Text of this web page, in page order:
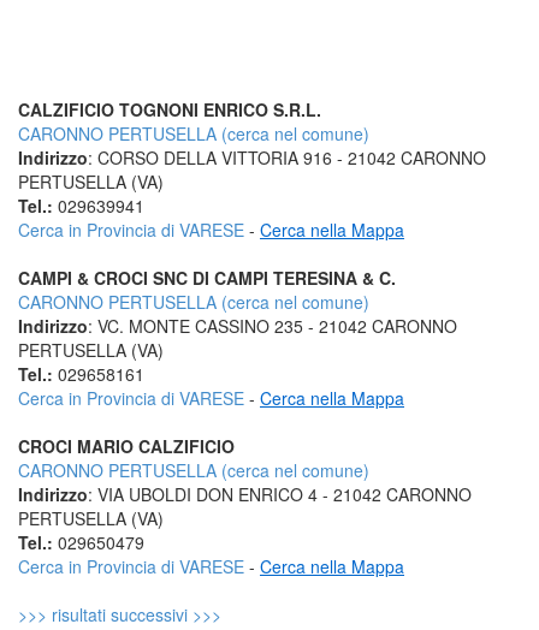
CALZIFICIO TOGNONI ENRICO S.R.L.
CARONNO PERTUSELLA (cerca nel comune)
Indirizzo: CORSO DELLA VITTORIA 916 - 21042 CARONNO
PERTUSELLA (VA)
Tel.: 029639941
Cerca in Provincia di VARESE - Cerca nella Mappa
CAMPI & CROCI SNC DI CAMPI TERESINA & C.
CARONNO PERTUSELLA (cerca nel comune)
Indirizzo: VC. MONTE CASSINO 235 - 21042 CARONNO
PERTUSELLA (VA)
Tel.: 029658161
Cerca in Provincia di VARESE - Cerca nella Mappa
CROCI MARIO CALZIFICIO
CARONNO PERTUSELLA (cerca nel comune)
Indirizzo: VIA UBOLDI DON ENRICO 4 - 21042 CARONNO
PERTUSELLA (VA)
Tel.: 029650479
Cerca in Provincia di VARESE - Cerca nella Mappa
>>> risultati successivi >>>